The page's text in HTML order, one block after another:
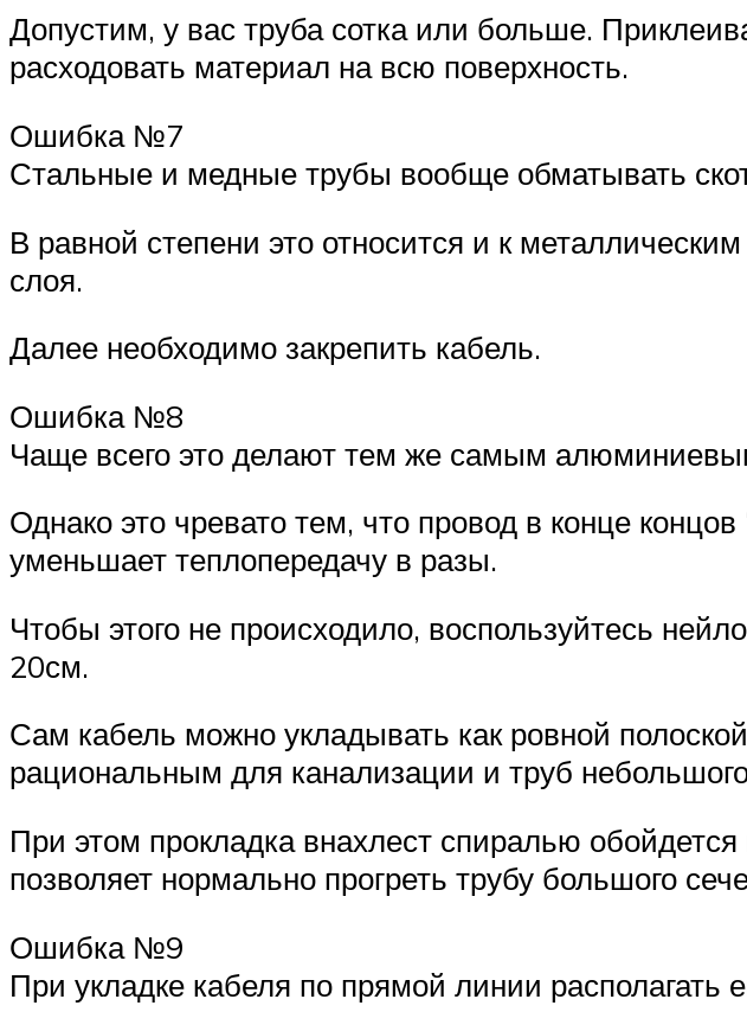
Допустим, у вас труба сотка или больше.
расходовать материал на всю поверхность.
Ошибка №7
Стальные и медные трубы вообще обматывать
В равной степени это относится и к
слоя.
Далее необходимо закрепить кабель.
Ошибка №8
Чаще всего это делают тем же самым
Однако это чревато тем, что провод в конце
уменьшает теплопередачу в разы.
Чтобы этого не происходило, воспользуйтесь
20см.
Сам кабель можно укладывать как ровной
рациональным для канализации и труб
При этом прокладка внахлест спиралью
позволяет нормально прогреть трубу большого
Ошибка №9
При укладке кабеля по прямой линии располагать